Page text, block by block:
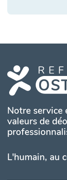
Notre service
valeurs de
L'humain, au